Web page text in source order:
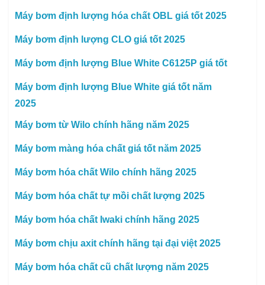
Máy bơm định lượng hóa chất OBL giá tốt 2025
Máy bơm định lượng CLO giá tốt 2025
Máy bơm định lượng Blue White C6125P giá tốt
Máy bơm định lượng Blue White giá tốt năm
2025
Máy bơm từ Wilo chính hãng năm 2025
Máy bơm màng hóa chất giá tốt năm 2025
Máy bơm hóa chất Wilo chính hãng 2025
Máy bơm hóa chất tự mồi chất lượng 2025
Máy bơm hóa chất Iwaki chính hãng 2025
Máy bơm chịu axit chính hãng tại đại việt 2025
Máy bơm hóa chất cũ chất lượng năm 2025